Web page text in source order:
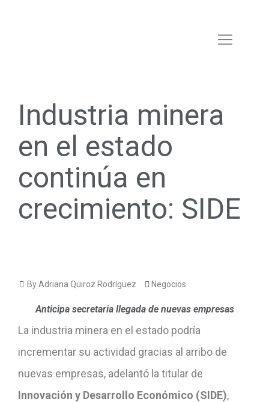
Industria minera
en el estado
continúa en
crecimiento: SIDE
By Adriana Quiroz Rodríguez Negocios
Anticipa secretaria llegada de nuevas empresas
La industria minera en el estado podría
incrementar su actividad gracias al arribo de
nuevas empresas, adelantó la titular de
Innovación y Desarrollo Económico (SIDE),